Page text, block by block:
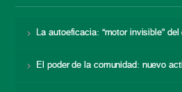
La autoeficacia: “motor invisible” del
El poder de la comunidad: nuevo